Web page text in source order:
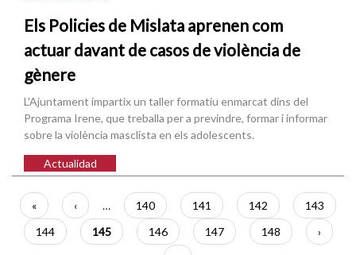
Els Policies de Mislata aprenen com
actuar davant de casos de violència de
gènere
L'Ajuntament impartix un taller formatiu enmarcat dins del
Programa Irene, que treballa per a previndre, formar i informar
sobre la violència masclista en els adolescents.
Actualidad
Paginación
Primera
página
«
Página
anterior
‹ … Página
140 Página
141 Página
142 Página
143
Página
144
Página
actual
145 Página
146 Página
147 Página
148
página
›